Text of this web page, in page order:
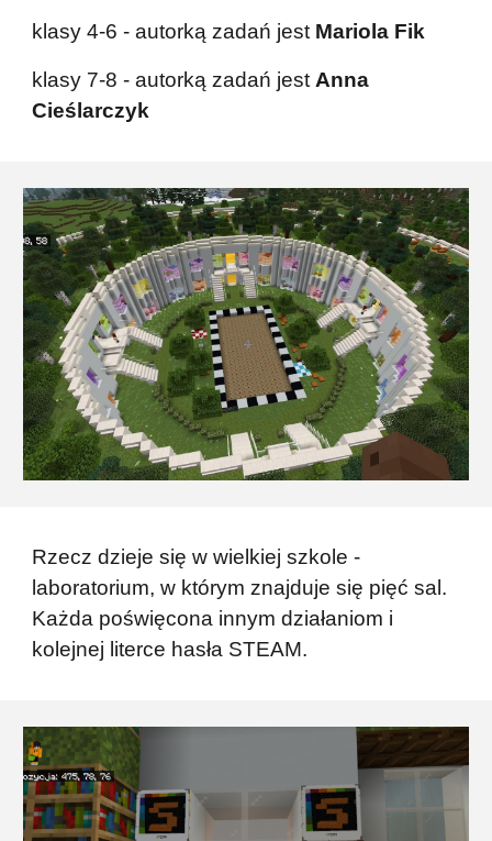
klasy 4-6 - autorką zadań jest Mariola Fik
klasy 7-8 - autorką zadań jest Anna
Cieślarczyk
Rzecz dzieje się w wielkiej szkole -
laboratorium, w którym znajduje się pięć sal.
Każda poświęcona innym działaniom i
kolejnej literce hasła STEAM.